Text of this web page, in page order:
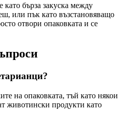
бърза закуска между
или пък като възстановяващо
отвори опаковката и се
на опаковката, тъй като някои
животински продукти като